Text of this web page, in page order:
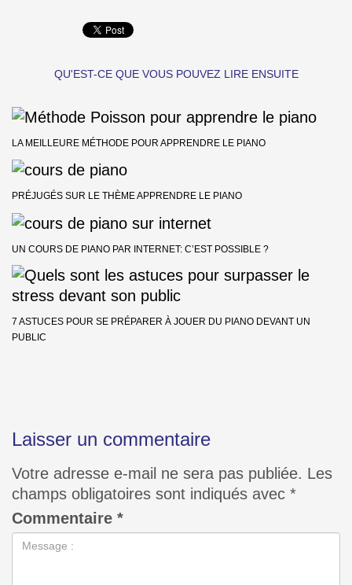
QU'EST-CE QUE VOUS POUVEZ LIRE ENSUITE
LA MEILLEURE MÉTHODE POUR APPRENDRE LE PIANO
PRÉJUGÉS SUR LE THÈME APPRENDRE LE PIANO
UN COURS DE PIANO PAR INTERNET: C’EST POSSIBLE ?
7 ASTUCES POUR SE PRÉPARER À JOUER DU PIANO DEVANT UN
PUBLIC
Laisser un commentaire
Votre adresse e-mail ne sera pas publiée. Les
champs obligatoires sont indiqués avec *
Commentaire *